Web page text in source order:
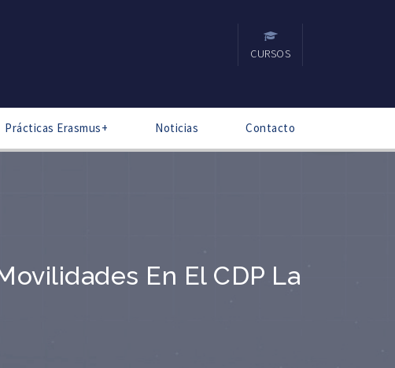
CURSOS
Prácticas Erasmus+ Noticias Contacto
En El CDP La